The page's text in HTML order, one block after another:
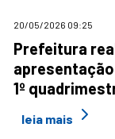
20/05/2026 09:25
Prefeitura
1º
leia mais